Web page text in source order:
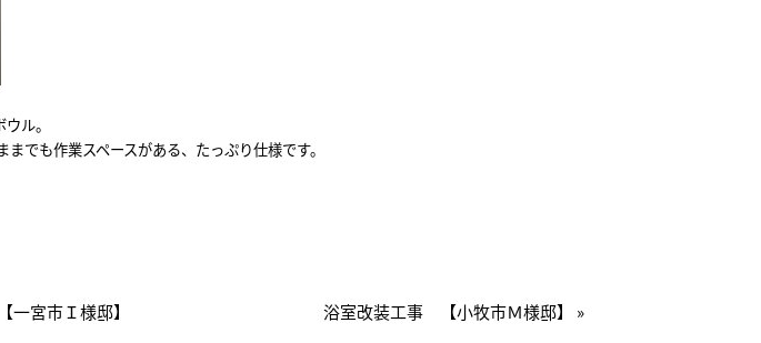
ル。
でも作業スペースがある、たっぷり仕様です。
宮市Ｉ様邸】 浴室改装工事 【小牧市Ｍ様邸】 »